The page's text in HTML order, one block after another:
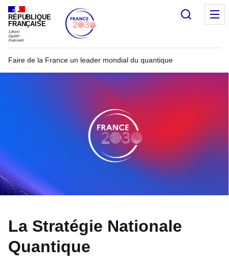
RÉPUBLIQUE
FRANÇAISE
Faire de la France un leader mondial du quantique
La Stratégie Nationale
Quantique